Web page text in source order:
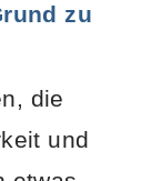
zu
die
und